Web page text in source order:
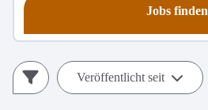
Jobs finden
Veröffentlicht seit